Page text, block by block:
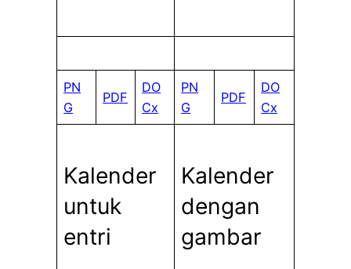
PN
G
PDF
DO
Cx
PN
G
PDF
DO
Cx
Kalender
untuk
entri
Kalender
dengan
gambar